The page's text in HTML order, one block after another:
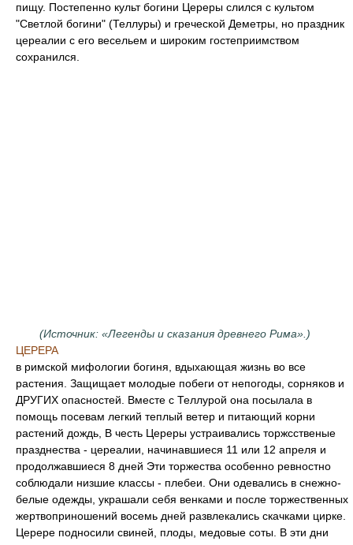
пищу. Постепенно культ богини Цереры слился с культом
"Светлой богини" (Теллуры) и греческой Деметры, но праздник
цереалии с его весельем и широким гостеприимством
сохранился.
(Источник: «Легенды и сказания древнего Рима».)
ЦЕРЕРА
в римской мифологии богиня, вдыхающая жизнь во все
растения. Защищает молодые побеги от непогоды, сорняков и
ДРУГИХ опасностей. Вместе с Теллурой она посылала в
помощь посевам легкий теплый ветер и питающий корни
растений дождь, В честь Цереры устраивались торжсственые
празднества - цереалии, начинавшиеся 11 или 12 апреля и
продолжавшиеся 8 дней Эти торжества особенно ревностно
соблюдали низшие классы - плебеи. Они одевались в снежно-
белые одежды, украшали себя венками и после торжественных
жертвоприношений восемь дней развлекались скачками цирке.
Церере подносили свиней, плоды, медовые соты. В эти дни